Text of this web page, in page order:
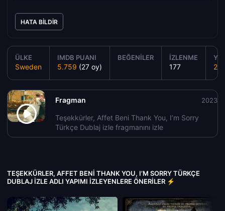
HATA BILDIR
ÜLKE
Sweden
IMDB PUANI
5.759 (27 oy)
BEĞENILER İZLENME
177
Fragman
Teşekkürler, Affet Beni Thank You, I’m Sorry
Türkçe Dublaj izle fragmanını izle
2023
TEŞEKKÜRLER, AFFET BENI THANK YOU, I’M SORRY TÜRKÇE
DUBLAJ IZLE ADLI YAPIMI İZLEYENLERE ÖNERILER ⚡